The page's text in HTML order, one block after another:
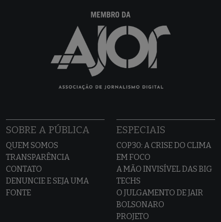
SOBRE A PÚBLICA
QUEM SOMOS
TRANSPARÊNCIA
CONTATO
DENUNCIE E SEJA UMA
FONTE
ESPECIAIS
COP30: A CRISE DO CLIMA
EM FOCO
A MÃO INVISÍVEL DAS BIG
TECHS
O JULGAMENTO DE JAIR
BOLSONARO
PROJETO